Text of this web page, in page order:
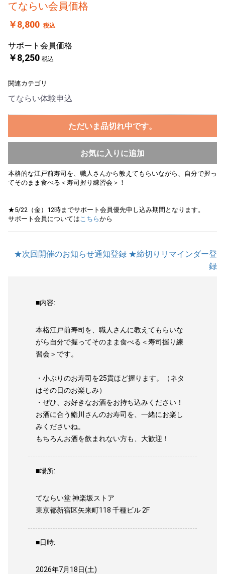
てならい会員価格
￥8,800 税込
サポート会員価格
￥8,250 税込
関連カテゴリ
てならい体験申込
ただいま品切れ中です。
お気に入りに追加
本格的な江戸前寿司を、職人さんから教えてもらいながら、自分で握っ
てそのまま食べる＜寿司握り練習会＞！
★5/22（金）12時までサポート会員優先申し込み期間となります。
サポート会員についてはこちらから
★次回開催のお知らせ通知登録 ★締切りリマインダー登
録
■内容:
本格江戸前寿司を、職人さんに教えてもらいな
がら自分で握ってそのまま食べる＜寿司握り練
習会＞です。
・小ぶりのお寿司を25貫ほど握ります。（ネタ
はその日のお楽しみ）
・ぜひ、お好きなお酒をお持ち込みください！
お酒に合う鮨川さんのお寿司を、一緒にお楽し
みくださいね。
もちろんお酒を飲まれない方も、大歓迎！
■場所:
てならい堂 神楽坂ストア
東京都新宿区矢来町118 千種ビル 2F
■日時:
2026年7月18日(土)